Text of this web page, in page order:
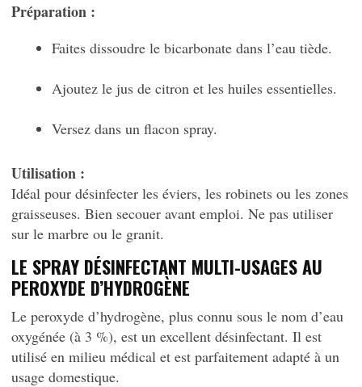
Préparation :
Faites dissoudre le bicarbonate dans l’eau tiède.
Ajoutez le jus de citron et les huiles essentielles.
Versez dans un flacon spray.
Utilisation :
Idéal pour désinfecter les éviers, les robinets ou les zones
graisseuses. Bien secouer avant emploi. Ne pas utiliser
sur le marbre ou le granit.
LE SPRAY DÉSINFECTANT MULTI-USAGES AU
PEROXYDE D’HYDROGÈNE
Le peroxyde d’hydrogène, plus connu sous le nom d’eau
oxygénée (à 3 %), est un excellent désinfectant. Il est
utilisé en milieu médical et est parfaitement adapté à un
usage domestique.